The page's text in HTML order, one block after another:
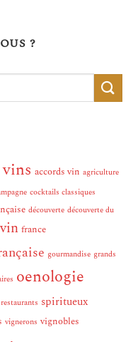
?
accords vin agriculture
cocktails classiques
découverte découverte du
france
gourmandise grands
oenologie
restaurants spiritueux
vignerons vignobles